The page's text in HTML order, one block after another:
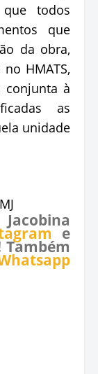
todos
que
da obra,
HMATS,
conjunta à
as
unidade
e